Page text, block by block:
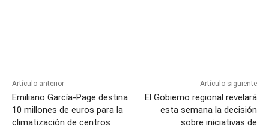
Artículo anterior
Emiliano García-Page destina
10 millones de euros para la
climatización de centros
Artículo siguiente
El Gobierno regional revelará
esta semana la decisión
sobre iniciativas de